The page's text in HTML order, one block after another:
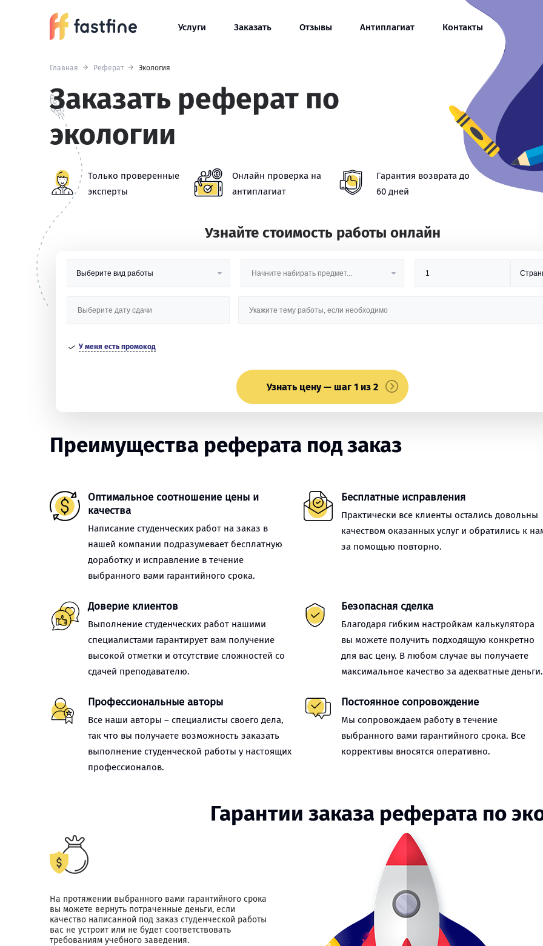
Услуги Заказать Отзывы Антиплагиат Контакты
Главная Реферат Экология
Заказать реферат по
экологии
Только проверенные
эксперты
Онлайн проверка на
антиплагиат
Гарантия возврата до
60 дней
Узнайте стоимость работы онлайн
У меня есть промокод
Узнать цену — шаг 1 из 2
Преимущества реферата под заказ
Оптимальное соотношение цены и
качества
Написание студенческих работ на заказ в
нашей компании подразумевает бесплатную
доработку и исправление в течение
выбранного вами гарантийного срока.
Бесплатные исправления
Практически все клиенты остались довольны
качеством оказанных услуг и обратились к
за помощью повторно.
Доверие клиентов
Выполнение студенческих работ нашими
специалистами гарантирует вам получение
высокой отметки и отсутствие сложностей со
сдачей преподавателю.
Безопасная сделка
Благодаря гибким настройкам калькулятора
вы можете получить подходящую конкретно
для вас цену. В любом случае вы получаете
максимальное качество за адекватные деньги.
Профессиональные авторы
Все наши авторы – специалисты своего дела,
так что вы получаете возможность заказать
выполнение студенческой работы у настоящих
профессионалов.
Постоянное сопровождение
Мы сопровождаем работу в течение
выбранного вами гарантийного срока. Все
коррективы вносятся оперативно.
Гарантии заказа реферата по
На протяжении выбранного вами гарантийного срока
вы можете вернуть потраченные деньги, если
качество написанной под заказ студенческой работы
вас не устроит или не будет соответствовать
требованиям учебного заведения.